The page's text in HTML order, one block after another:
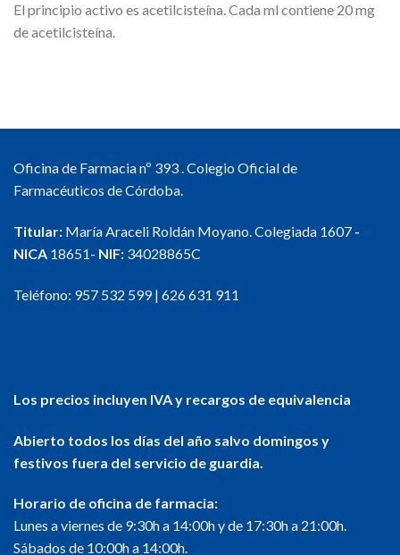
El principio activo es acetilcisteína. Cada ml contiene 20 mg
de acetilcisteína.
Oficina de Farmacia nº 393 . Colegio Oficial de
Farmacéuticos de Córdoba.
Titular: María Araceli Roldán Moyano. Colegiada 1607 -
NICA 18651- NIF: 34028865C
Teléfono: 957 532 599| 626 631 911
Los precios incluyen IVA y recargos de equivalencia
Abierto todos los días del año salvo domingos y
festivos fuera del servicio de guardia.
Horario de oficina de farmacia:
Lunes a viernes de 9:30h a 14:00h y de 17:30h a 21:00h.
Sábados de 10:00h a 14:00h.